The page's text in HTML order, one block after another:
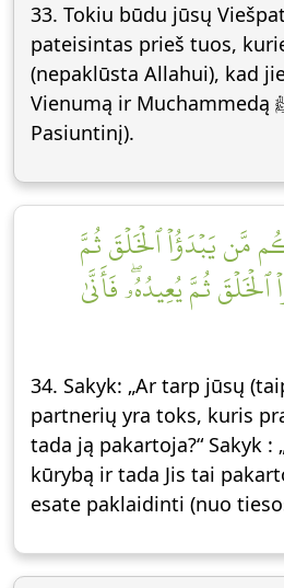
33. Tokiu būdu jūsų
pateisintas prieš tuos,
(nepaklūsta Allahui), kad
Vienumą ir Muchammedą ﷺ kaip Allaho
Pasiuntinį).
يَبۡدَؤُاْ ٱلۡخَلۡقَ ثُمَّ
ٱلۡخَلۡقَ ثُمَّ يُعِيدُهُۥۖ فَأَنَّىٰ
34. Sakyk: „Ar tarp jūsų
partnerių yra toks, kuris
tada ją pakartoja?“ Sakyk :
kūrybą ir tada Jis tai
esate paklaidinti (nuo